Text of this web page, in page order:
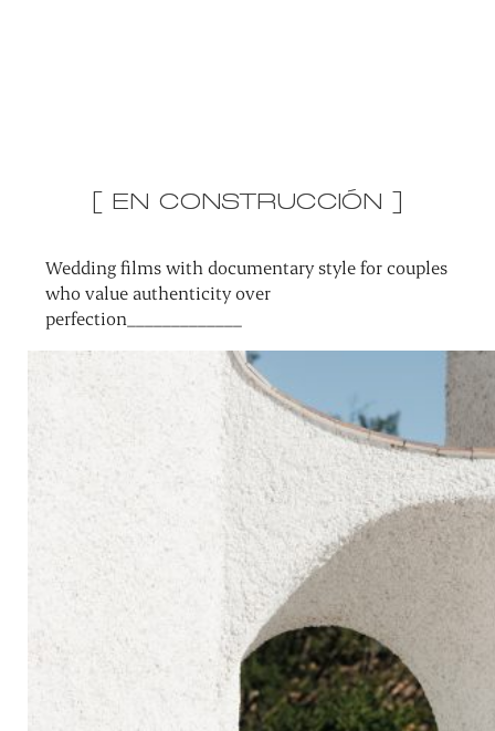
[ EN CONSTRUCCIÓN ]
Wedding films with documentary style for couples
who value authenticity over
perfection_____________